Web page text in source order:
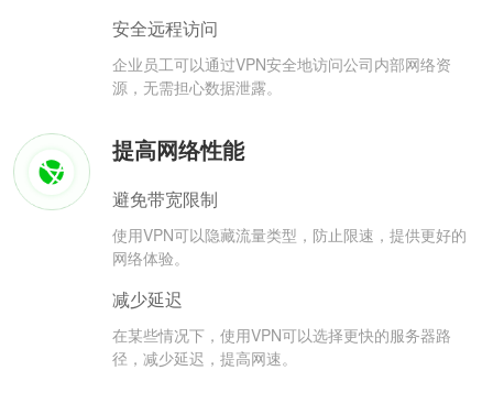
安全远程访问
企业员工可以通过VPN安全地访问公司内部网络资
源，无需担心数据泄露。
提高网络性能
避免带宽限制
使用VPN可以隐藏流量类型，防止限速，提供更好的
网络体验。
减少延迟
在某些情况下，使用VPN可以选择更快的服务器路
径，减少延迟，提高网速。